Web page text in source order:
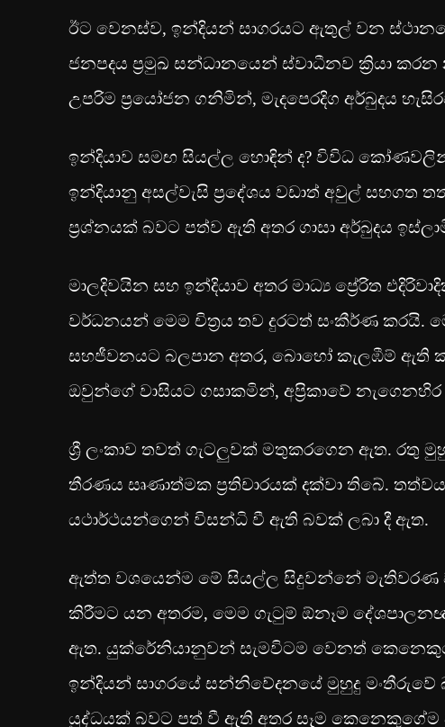
ඊට වෙනස්ව, ඉන්දියන් සාගරයට ඇතුල් වන
ජනපදය ප්‍රමුඛ සන්ධානයෙන් ස්වාධීනව ක්‍රියා
උපරිම ප්‍රයෝජන ගනිමින්, මැදපෙරදිග අර්බුදය
ඉන්දියාව සමඟ සියල්ල හොඳින් ද? විවිධ
ඉන්දියානු අසල්වැසි ප්‍රදේශය වඩාත් අවුල් සහගත
ප්‍රශ්නයක් බවට පත්ව ඇති අතර ගාසා අර්බුදය
මාලදිවයින සහ ඉන්දියාව අතර මාධ්‍ය ප්‍රේරිත
වර්ධනයන් මෙම චිත්‍රය තව දුරටත් සංකීර්ණ කරයි.
සහජීවනයට බලපාන අතර, බොහෝ කැලඹීම් ඇති
ඔවුන්ගේ වාසියට ගසාකමින්, අප්‍රිකාවේ
ශ්‍රී ලංකාව තවත් ගැටලුවක් මතුක‍රගෙන ඇත. රතු
තීරණය සෘණාත්මක ප්‍රතිචාරයක් දක්වා තිබේ.
යථාර්ථයන්ගෙන් විසන්ධි වී ඇති බවක් ලබා දී ඇත.
ඇත්ත වශයෙන්ම මේ සියල්ල සිදුවන්නේ මැතිවරණ
කිරීමට යන අතරම, මෙම ගැටුම් ඕනෑම
ඇත. යුක්රේනියානුවන් සැමවිටම වෙනත්
ඉන්දියන් සාගරයේ සන්නිවේදනයේ මුහුදු මංතීරුවේ
යුද්ධයක් බවට පත් වී ඇති අතර සෑම කෙනෙකුගේම